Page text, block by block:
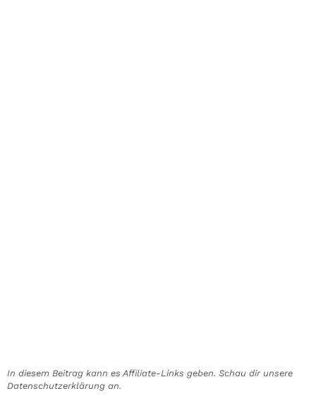
In diesem Beitrag kann es Affiliate-Links geben. Schau dir unsere
Datenschutzerklärung an.